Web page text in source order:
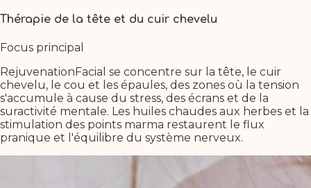
Thérapie de la tête et du cuir chevelu
Focus principal
RejuvenationFacial se concentre sur la tête, le cuir
chevelu, le cou et les épaules, des zones où la tension
s'accumule à cause du stress, des écrans et de la
suractivité mentale. Les huiles chaudes aux herbes et la
stimulation des points marma restaurent le flux
pranique et l'équilibre du système nerveux.